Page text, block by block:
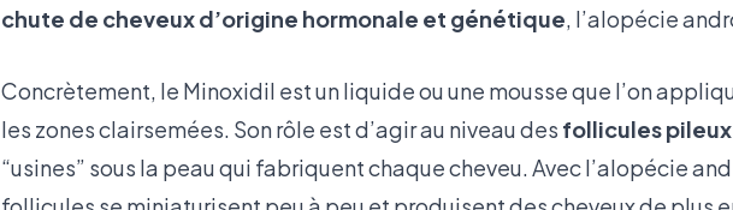
chute de cheveux d’origine hormonale et génétique , l’alopécie
Concrètement, le Minoxidil est un liquide ou une mousse que l’on
les zones clairsemées. Son rôle est d’agir au niveau des follicules pileux
“usines” sous la peau qui fabriquent chaque cheveu. Avec l’alopécie